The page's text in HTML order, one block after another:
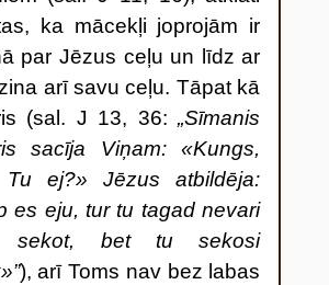
ka mācekļi joprojām ir
par Jēzus ceļu un līdz ar
arī savu ceļu. Tāpat kā
(sal. J 13, 36:„Sīmanis
sacīja Viņam: «Kungs,
ej?» Jēzus atbildēja:
es eju, tur tu tagad nevari
sekot, bet tu sekosi
), arī Toms nav bez labas